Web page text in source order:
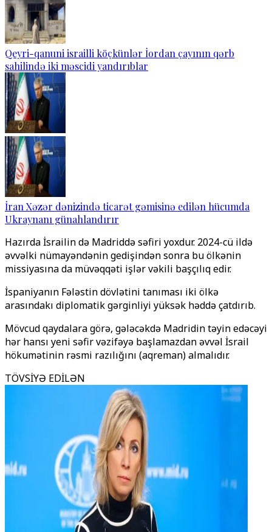
Qeyri-qanuni israilli köçkünlər İordan çayının qərb
sahilində iki məscidi yandırıblar
İran Xəzər dənizində ticarət gəmisinə edilən hücumda
Ukraynanı günahlandırır
Hazırda İsrailin də Madriddə səfiri yoxdur. 2024-cü ildə
əvvəlki nümayəndənin gedişindən sonra bu ölkənin
missiyasına da müvəqqəti işlər vəkili başçılıq edir.
İspaniyanın Fələstin dövlətini tanıması iki ölkə
arasındakı diplomatik gərginliyi yüksək həddə çatdırıb.
Mövcud qaydalara görə, gələcəkdə Madridin təyin edəcəyi
hər hansı yeni səfir vəzifəyə başlamazdan əvvəl İsrail
hökumətinin rəsmi razılığını (aqreman) almalıdır.
TÖVSİYƏ EDİLƏN